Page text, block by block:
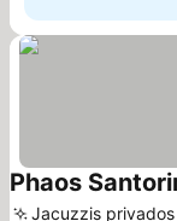
Phaos
Jacuzzis